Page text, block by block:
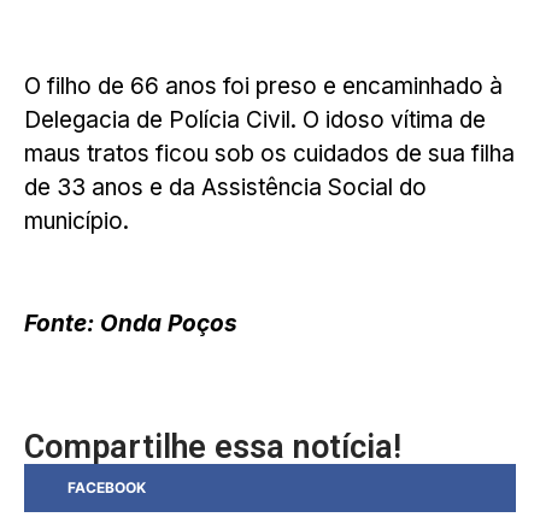
O filho de 66 anos foi preso e encaminhado à
Delegacia de Polícia Civil. O idoso vítima de
maus tratos ficou sob os cuidados de sua filha
de 33 anos e da Assistência Social do
município.
Fonte: Onda Poços
Compartilhe essa notícia!
FACEBOOK